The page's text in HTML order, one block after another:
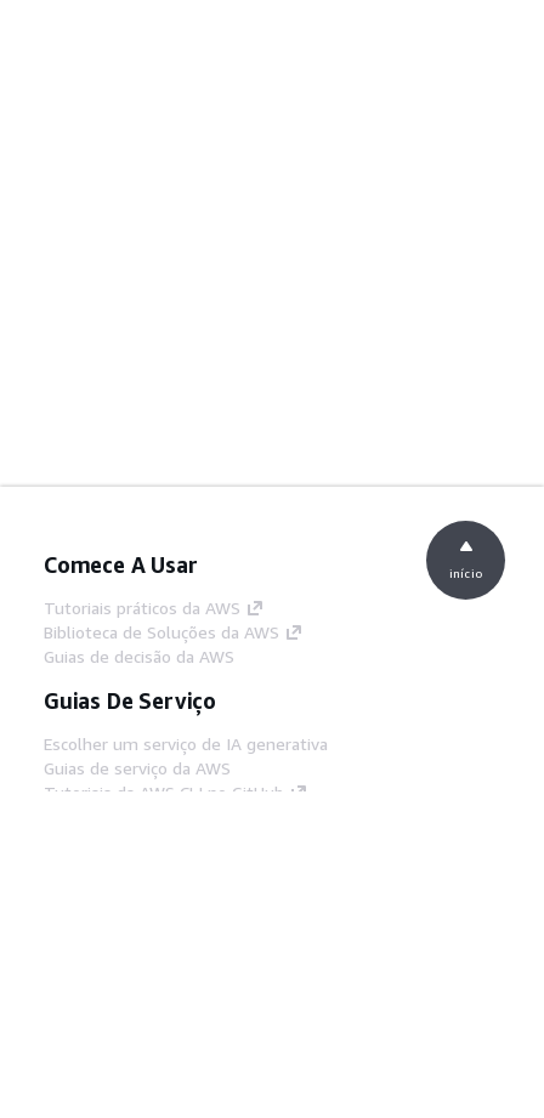
Comece A Usar
Tutoriais práticos da AWS
Biblioteca de Soluções da AWS
Guias de decisão da AWS
Guias De Serviço
Escolher um serviço de IA generativa
Guias de serviço da AWS
Tutoriais da AWS CLI no GitHub
início